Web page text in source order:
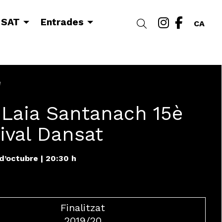
CA
Link a
Link
Cercar
Entrades
Santanach 15è
Dansat
| 20:30 h
Finalitzat